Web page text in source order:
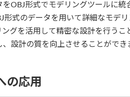
OBJ形式でモデリングツールに統
形式のデータを用いて詳細なモデ
グを活用して精密な設計を行うこ
設計の質を向上させることができ
の応用